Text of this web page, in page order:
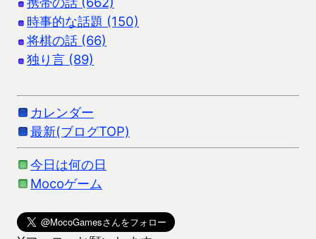
時事的な話題 (150)
将棋の話 (66)
独り言 (89)
カレンダー
最新(ブログTOP)
今日は何の日
Mocoゲーム